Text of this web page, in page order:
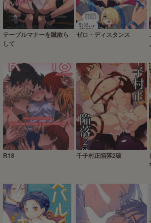
テーブルマナーを蹴散ら
して
ゼロ・ディスタンス
R18 千子村正陥落2破